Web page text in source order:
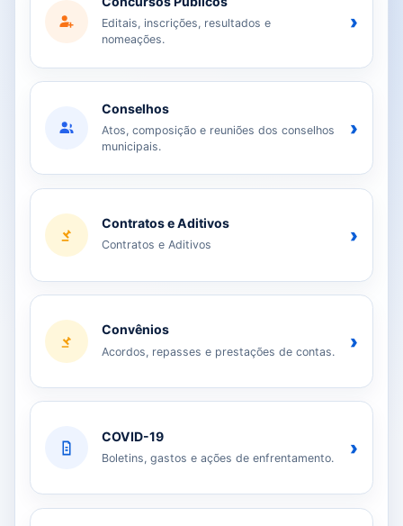
Editais, inscrições, resultados e
nomeações.
›
Conselhos
Atos, composição e reuniões dos conselhos
municipais.
›
Contratos e Aditivos
Contratos e Aditivos ›
Convênios
Acordos, repasses e prestações de contas. ›
COVID-19
Boletins, gastos e ações de enfrentamento. ›